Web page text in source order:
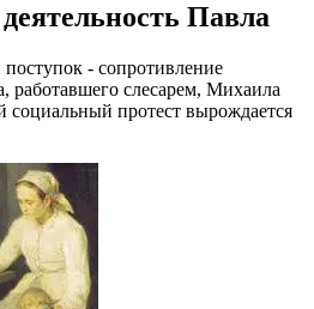
Павла
- сопротивление
работавшего слесарем, Михаила
социальный протест вырождается